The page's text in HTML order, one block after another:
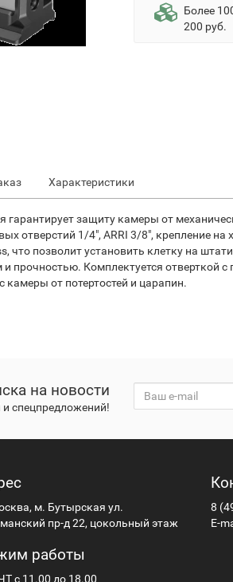
Более
200 руб.
Характеристики
гарантирует защиту камеры от
отверстий 1/4", ARRI 3/8", крепление
что позволит установить клетку на
прочностью. Комплектуется
от потертостей и царапин.
на новости
и спецпредложений!
м. Бутырская ул.
пр-д 22, цокольный этаж
работы
с 11.00 до 18.00
8
E-